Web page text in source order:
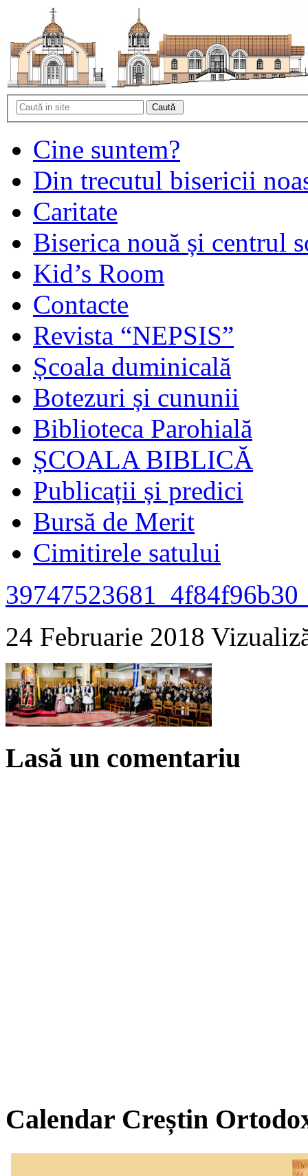
Cine suntem?
Din trecutul bisericii
Caritate
Biserica nouă și centrul
Kid’s Room
Contacte
Revista “NEPSIS”
Școala duminicală
Botezuri și cununii
Biblioteca Parohială
ȘCOALA BIBLICĂ
Publicații și predici
Bursă de Merit
Cimitirele satului
24 Februarie 2018
Lasă un comentariu
Calendar Creștin